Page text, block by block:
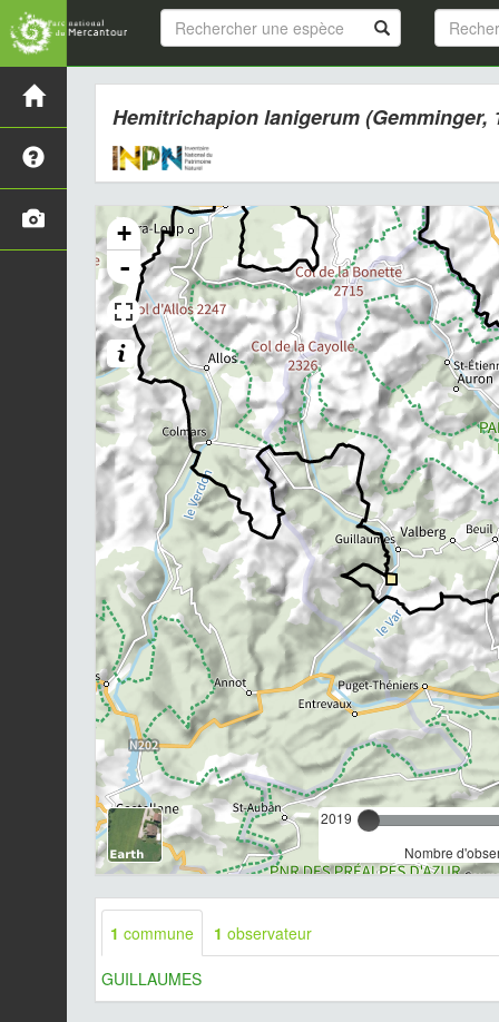
Hemitrichapion lanigerum(Gemminger,
+
-
2019
Nombre
1 commune 1 observateur
GUILLAUMES